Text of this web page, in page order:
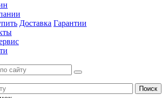
Доставка Гарантии